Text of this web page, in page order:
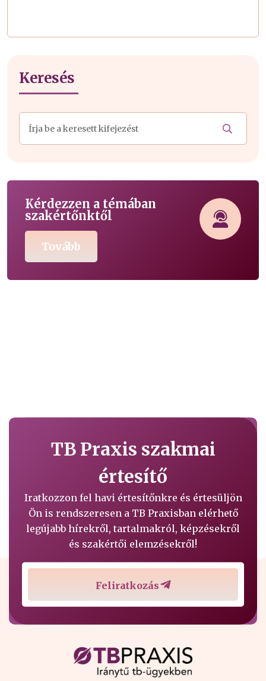
Keresés
Kérdezzen a témában
szakértőnktől
Tovább
TB Praxis szakmai
értesítő
Iratkozzon fel havi értesítőnkre és értesüljön
Ön is rendszeresen a TB Praxisban elérhető
legújabb hírekről, tartalmakról, képzésekről
és szakértői elemzésekről!
Feliratkozás